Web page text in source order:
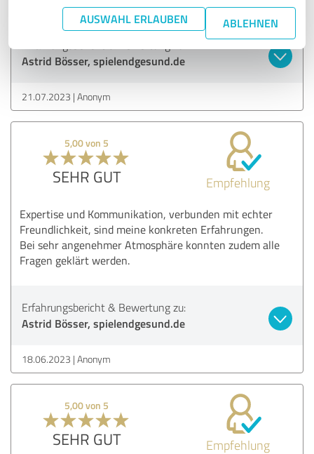
AUSWAHL ERLAUBEN ABLEHNEN
Astrid Bösser, spielendgesund.de
21.07.2023 Anonym
5,00 von 5
SEHR GUT Empfehlung
Expertise und Kommunikation, verbunden mit echter
Freundlichkeit, sind meine konkreten Erfahrungen.
Bei sehr angenehmer Atmosphäre konnten zudem alle
Fragen geklärt werden.
Erfahrungsbericht & Bewertung zu:
Astrid Bösser, spielendgesund.de
18.06.2023 Anonym
5,00 von 5
SEHR GUT Empfehlung